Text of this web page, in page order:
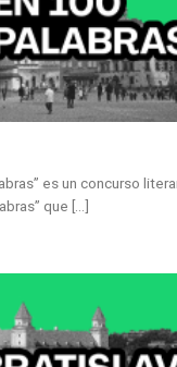
es un concurso
que [...]